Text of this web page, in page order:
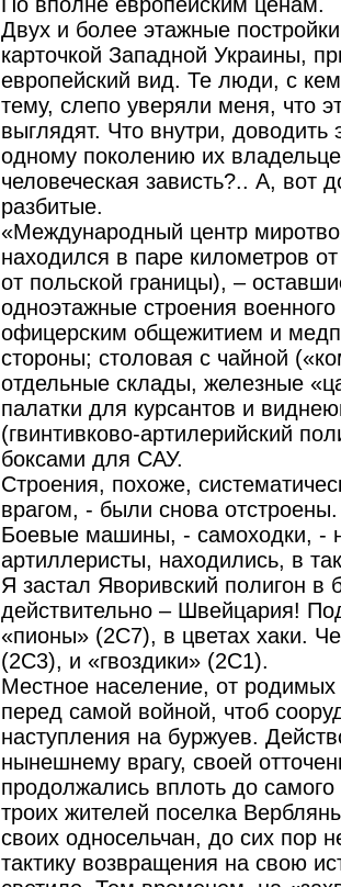
Двух и более этажные
карточкой Западной Украины,
европейский вид. Те люди, с
тему, слепо уверяли меня, что
выглядят. Что внутри,
одному поколению их
человеческая зависть?.. А, вот
разбитые.
«Международный центр
находился в паре километров
от польской границы), –
одноэтажные строения
офицерским общежитием и
стороны; столовая с чайной
отдельные склады, железные
палатки для курсантов и
(гвинтивково-артилерийский
боксами для САУ.
Строения, похоже,
врагом, - были снова отстроены.
Боевые машины, - самоходки, -
артиллеристы, находились, в
Я застал Яворивский полигон в
действительно – Швейцария!
«пионы» (2С7), в цветах хаки.
(2С3), и «гвоздики» (2С1).
Местное население, от
перед самой войной, чтоб
наступления на буржуев.
нынешнему врагу, своей
продолжались вплоть до
троих жителей поселка
своих односельчан, до сих пор
тактику возвращения на свою